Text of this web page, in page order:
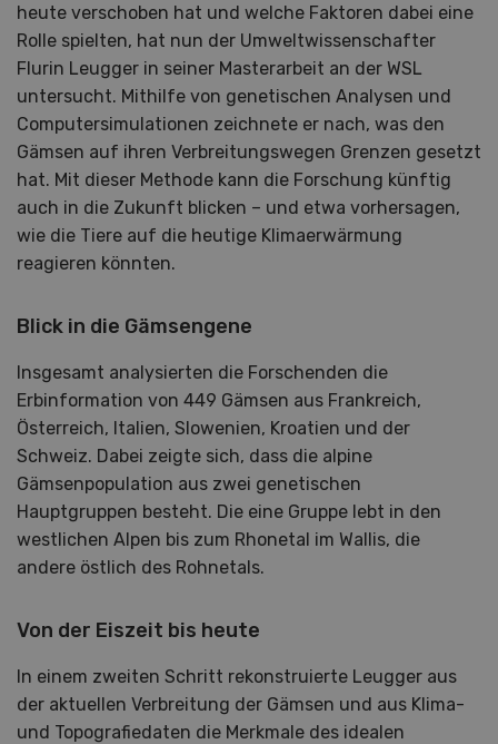
heute verschoben hat und welche Faktoren dabei eine
Rolle spielten, hat nun der Umweltwissenschafter
Flurin Leugger in seiner Masterarbeit an der WSL
untersucht. Mithilfe von genetischen Analysen und
Computersimulationen zeichnete er nach, was den
Gämsen auf ihren Verbreitungswegen Grenzen gesetzt
hat. Mit dieser Methode kann die Forschung künftig
auch in die Zukunft blicken – und etwa vorhersagen,
wie die Tiere auf die heutige Klimaerwärmung
reagieren könnten.
Blick in die Gämsengene
Insgesamt analysierten die Forschenden die
Erbinformation von 449 Gämsen aus Frankreich,
Österreich, Italien, Slowenien, Kroatien und der
Schweiz. Dabei zeigte sich, dass die alpine
Gämsenpopulation aus zwei genetischen
Hauptgruppen besteht. Die eine Gruppe lebt in den
westlichen Alpen bis zum Rhonetal im Wallis, die
andere östlich des Rohnetals.
Von der Eiszeit bis heute
In einem zweiten Schritt rekonstruierte Leugger aus
der aktuellen Verbreitung der Gämsen und aus Klima-
und Topografiedaten die Merkmale des idealen